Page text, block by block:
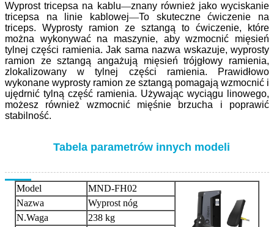
Wyprost tricepsa na kablu—znany również jako wyciskanie
tricepsa na linie kablowej—To skuteczne ćwiczenie na
triceps. Wyprosty ramion ze sztangą to ćwiczenie, które
można wykonywać na maszynie, aby wzmocnić mięsień
tylnej części ramienia. Jak sama nazwa wskazuje, wyprosty
ramion ze sztangą angażują mięsień trójgłowy ramienia,
zlokalizowany w tylnej części ramienia. Prawidłowo
wykonane wyprosty ramion ze sztangą pomagają wzmocnić i
ujędrnić tylną część ramienia. Używając wyciągu linowego,
możesz również wzmocnić mięśnie brzucha i poprawić
stabilność.
Tabela parametrów innych modeli
Model
MND-FH02
Nazwa
Wyprost nóg
N.Waga
238 kg